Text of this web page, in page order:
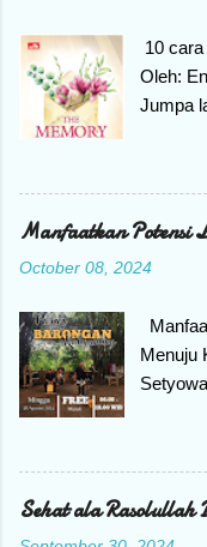
10
Oleh:
Jumpa
tiba
mager
Kenapa
yang
buku.
akhir
terjadi
Manfaatkan Potensi
October 08, 2024
Menuju
dilewati
Sehat ala Rasolullah